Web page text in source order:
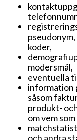
koder,
modersmål,
eventuella
information
såsom
produkt-
om vem